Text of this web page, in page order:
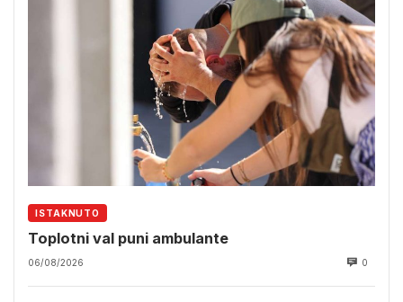
ISTAKNUTO
Toplotni val puni ambulante
06/08/2026 0